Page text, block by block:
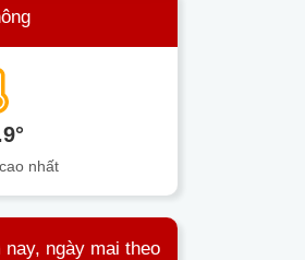
nhất
ngày mai theo